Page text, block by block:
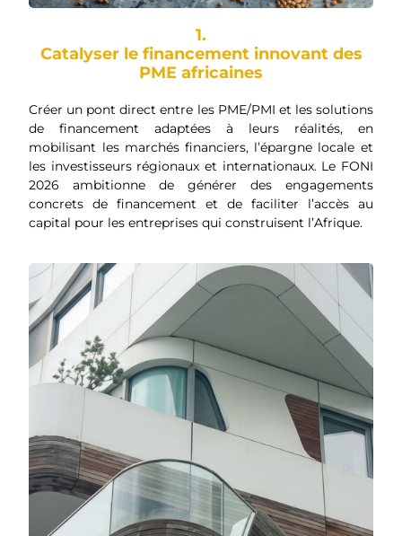
1.
Catalyser le financement innovant des
PME africaines
Créer un pont direct entre les PME/PMI et les solutions
de financement adaptées à leurs réalités, en
mobilisant les marchés financiers, l’épargne locale et
les investisseurs régionaux et internationaux. Le FONI
2026 ambitionne de générer des engagements
concrets de financement et de faciliter l’accès au
capital pour les entreprises qui construisent l’Afrique.